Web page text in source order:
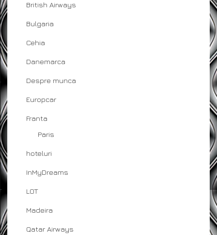
British Airways
Bulgaria
Cehia
Danemarca
Despre munca
Europcar
Franta
Paris
hoteluri
InMyDreams
LOT
Madeira
Qatar Airways